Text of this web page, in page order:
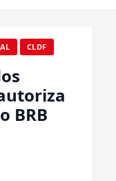
CLDF
BRB